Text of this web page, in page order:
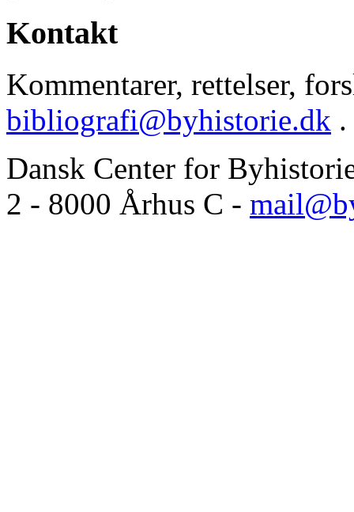
Kontakt
Kommentarer, rettelser,
bibliografi@byhistorie.dk .
Dansk Center for
2 - 8000 Århus C -